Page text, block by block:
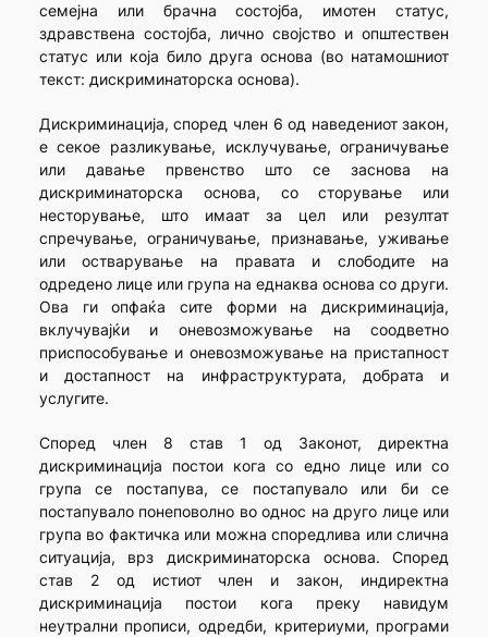
семејна или брачна состојба, имотен статус,
здравствена состојба, лично својство и општествен
статус или која било друга основа (во натамошниот
текст: дискриминаторска основа).
Дискриминација, според член 6 од наведениот закон,
е секое разликување, исклучување, ограничување
или давање првенство што се заснова на
дискриминаторска основа, со сторување или
несторување, што имаат за цел или резултат
спречување, ограничување, признавање, уживање
или остварување на правата и слободите на
одредено лице или група на еднаква основа со други.
Ова ги опфаќа сите форми на дискриминација,
вклучувајќи и оневозможување на соодветно
приспособување и оневозможување на пристапност
и достапност на инфраструктурата, добрата и
услугите.
Според член 8 став 1 од Законот, директна
дискриминација постои кога со едно лице или со
група се постапува, се постапувало или би се
постапувало понеповолно во однос на друго лице или
група во фактичка или можна споредлива или слична
ситуација, врз дискриминаторска основа. Според
став 2 од истиот член и закон, индиректна
дискриминација постои кога преку навидум
неутрални прописи, одредби, критериуми, програми